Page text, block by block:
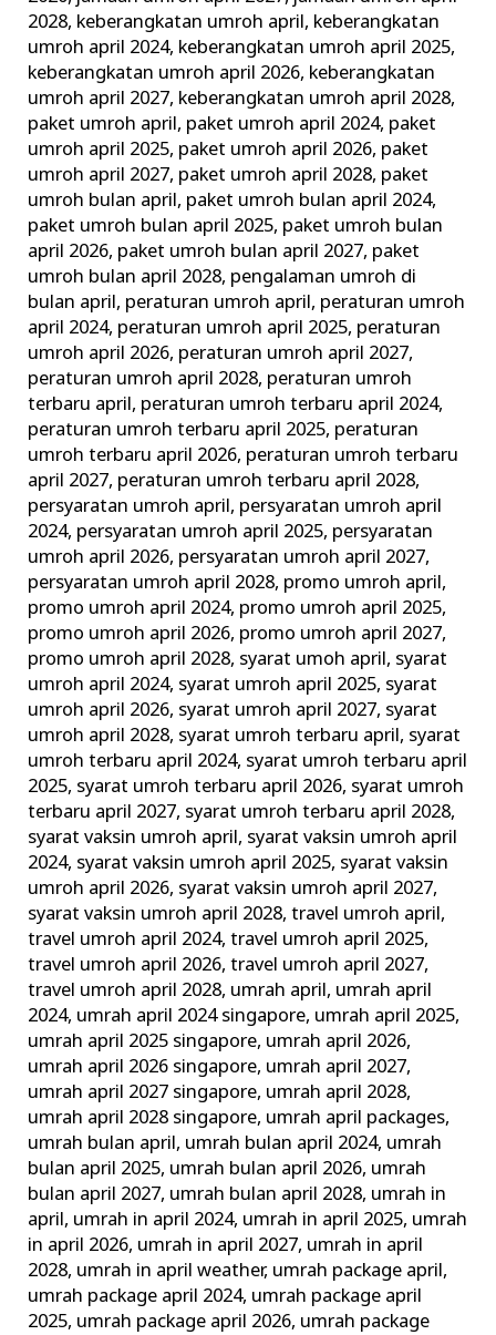
2028, keberangkatan umroh april, keberangkatan
umroh april 2024, keberangkatan umroh april 2025,
keberangkatan umroh april 2026, keberangkatan
umroh april 2027, keberangkatan umroh april 2028,
paket umroh april, paket umroh april 2024, paket
umroh april 2025, paket umroh april 2026, paket
umroh april 2027, paket umroh april 2028, paket
umroh bulan april, paket umroh bulan april 2024,
paket umroh bulan april 2025, paket umroh bulan
april 2026, paket umroh bulan april 2027, paket
umroh bulan april 2028, pengalaman umroh di
bulan april, peraturan umroh april, peraturan umroh
april 2024, peraturan umroh april 2025, peraturan
umroh april 2026, peraturan umroh april 2027,
peraturan umroh april 2028, peraturan umroh
terbaru april, peraturan umroh terbaru april 2024,
peraturan umroh terbaru april 2025, peraturan
umroh terbaru april 2026, peraturan umroh terbaru
april 2027, peraturan umroh terbaru april 2028,
persyaratan umroh april, persyaratan umroh april
2024, persyaratan umroh april 2025, persyaratan
umroh april 2026, persyaratan umroh april 2027,
persyaratan umroh april 2028, promo umroh april,
promo umroh april 2024, promo umroh april 2025,
promo umroh april 2026, promo umroh april 2027,
promo umroh april 2028, syarat umoh april, syarat
umroh april 2024, syarat umroh april 2025, syarat
umroh april 2026, syarat umroh april 2027, syarat
umroh april 2028, syarat umroh terbaru april, syarat
umroh terbaru april 2024, syarat umroh terbaru april
2025, syarat umroh terbaru april 2026, syarat umroh
terbaru april 2027, syarat umroh terbaru april 2028,
syarat vaksin umroh april, syarat vaksin umroh april
2024, syarat vaksin umroh april 2025, syarat vaksin
umroh april 2026, syarat vaksin umroh april 2027,
syarat vaksin umroh april 2028,travel umroh april,
travel umroh april 2024,travel umroh april 2025,
travel umroh april 2026,travel umroh april 2027,
travel umroh april 2028, umrah april, umrah april
2024, umrah april 2024 singapore, umrah april 2025,
umrah april 2025 singapore, umrah april 2026,
umrah april 2026 singapore, umrah april 2027,
umrah april 2027 singapore, umrah april 2028,
umrah april 2028 singapore, umrah april packages,
umrah bulan april, umrah bulan april 2024, umrah
bulan april 2025, umrah bulan april 2026, umrah
bulan april 2027, umrah bulan april 2028, umrah in
april, umrah in april 2024, umrah in april 2025, umrah
in april 2026, umrah in april 2027, umrah in april
2028, umrah in april weather, umrah package april,
umrah package april 2024, umrah package april
2025, umrah package april 2026, umrah package